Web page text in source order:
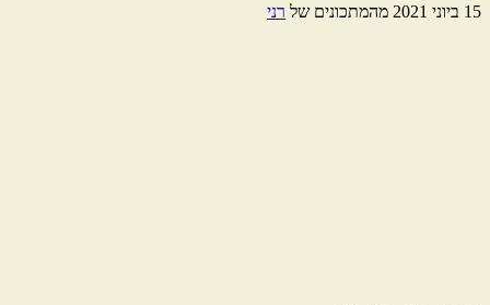
15 ביוני 2021 מהמתכונים של רני